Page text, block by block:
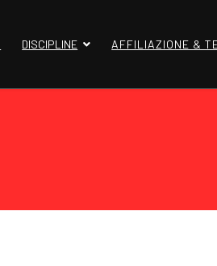
DISCIPLINE AFFILIAZIONE &